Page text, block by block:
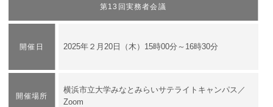
第13回実務者会議
開催日 ​2025年２月20日（木）15時00分～16時30分
開催場所
横浜市立大学みなとみらいサテライトキャンパス／
Zoom